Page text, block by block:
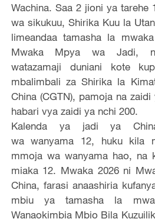
Wachina. Saa 2 jioni ya tarehe
wa sikukuu, Shirika Kuu la
limeandaa tamasha la
Mwaka Mpya wa Jadi,
watazamaji duniani kote
mbalimbali za Shirika la
China (CGTN), pamoja na
habari vya zaidi ya nchi 200.
Kalenda ya jadi ya
wa wanyama 12, huku kila
mmoja wa wanyama hao, na
miaka 12. Mwaka 2026 ni
China, farasi anaashiria
mbiu ya tamasha la
Wanaokimbia Mbio Bila